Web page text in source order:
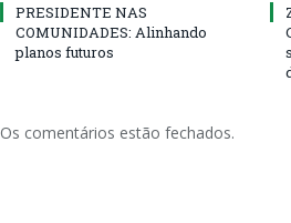
PRESIDENTE NAS
COMUNIDADES: Alinhando
planos futuros
Os comentários estão fechados.